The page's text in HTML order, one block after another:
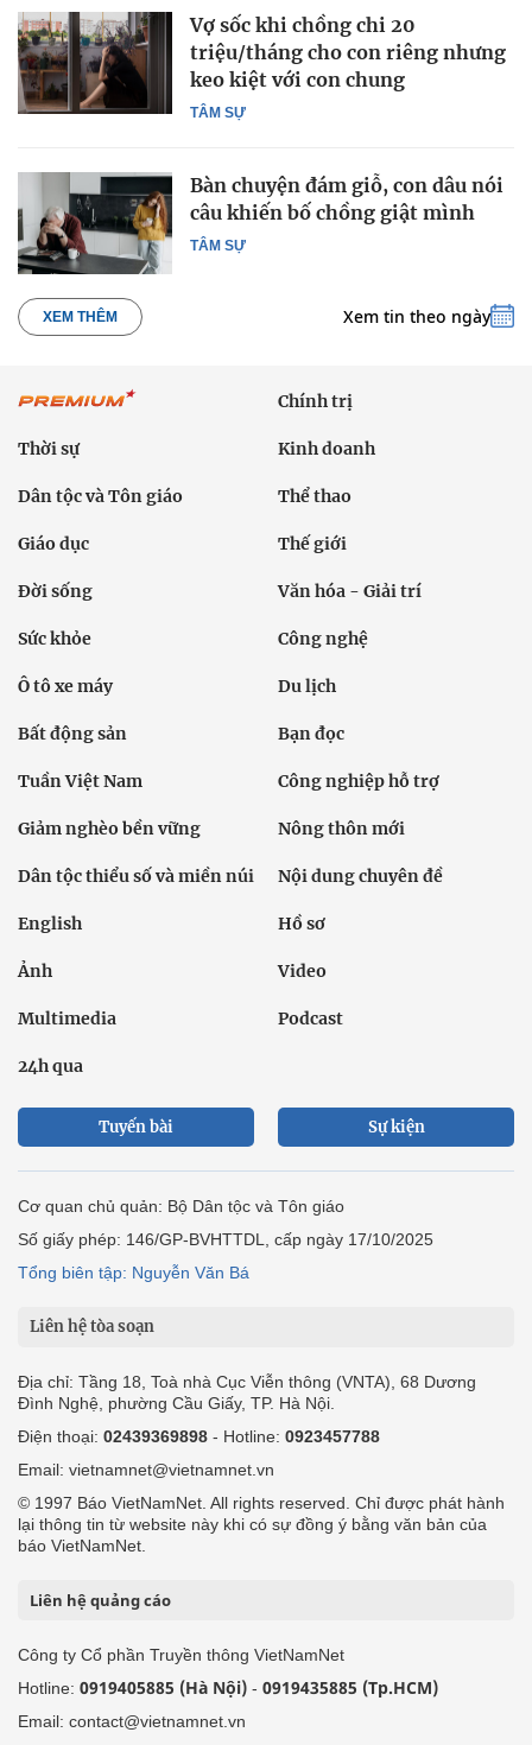
TÂM SỰ
Vợ sốc khi chồng chi 20
triệu/tháng cho con riêng nhưng
keo kiệt với con chung
TÂM SỰ
Bàn chuyện đám giỗ, con dâu nói
câu khiến bố chồng giật mình
XEM THÊM Xem tin theo ngày
Chính trị
Thời sự Kinh doanh
Dân tộc và Tôn giáo Thể thao
Giáo dục Thế giới
Đời sống Văn hóa - Giải trí
Sức khỏe Công nghệ
Ô tô xe máy Du lịch
Bất động sản Bạn đọc
Tuần Việt Nam Công nghiệp hỗ trợ
Giảm nghèo bền vững Nông thôn mới
Dân tộc thiểu số và miền núi Nội dung chuyên đề
English Hồ sơ
Ảnh Video
Multimedia Podcast
24h qua
Tuyến bài Sự kiện
Cơ quan chủ quản: Bộ Dân tộc và Tôn giáo
Số giấy phép: 146/GP-BVHTTDL, cấp ngày 17/10/2025
Tổng biên tập: Nguyễn Văn Bá
Liên hệ tòa soạn
Địa chỉ: Tầng 18, Toà nhà Cục Viễn thông (VNTA), 68 Dương
Đình Nghệ, phường Cầu Giấy, TP. Hà Nội.
Điện thoại: 02439369898 - Hotline: 0923457788
Email: vietnamnet@vietnamnet.vn
© 1997 Báo VietNamNet. All rights reserved. Chỉ được phát hành
lại thông tin từ website này khi có sự đồng ý bằng văn bản của
báo VietNamNet.
Liên hệ quảng cáo
Công ty Cổ phần Truyền thông VietNamNet
Hotline: 0919405885 (Hà Nội) - 0919435885 (Tp.HCM)
Email: contact@vietnamnet.vn